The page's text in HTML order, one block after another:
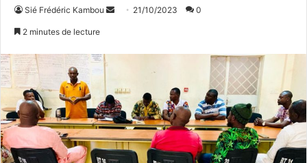
Sié Frédéric Kambou
e
r
u
n
c
21/10/2023 0
2 minutes de lecture